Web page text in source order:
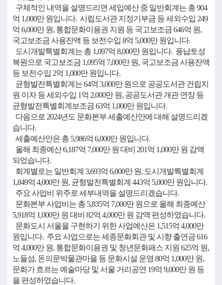
구체적인 내역을 설명드리면 세입예산 중 일반회계는 총 904
억 1,000만 원입니다. 시립도서관 지정기부금 등 세외수입 249
억 6,000만 원, 통합문화이용권 지원 등 국고보조금 646억 원,
국고보조금 사용잔액 등 보전수입 8억 5,000만 원입니다.
도시개발특별회계는 총 1,097억 8,000만 원입니다. 풍납토성
복원으로 국고보조금 1,095억 7,000만 원, 국고보조금 사용잔액
등 보전수입 2억 1,000만 원입니다.
균형발전특별회계는 64억 3,000만 원으로 공공도서관 건립지
원 이자 등 세외수입 1억 2,000만 원, 공공도서관 개관 연장 등
균형발전특별회계보조금 63억 1,000만 원입니다.
다음으로 2024년도 문화본부 세출예산안에 대해 설명드리겠
습니다.
세출예산안은 총 5,986억 6,000만 원입니다.
올해 최종예산 6,187억 7,000만 원 대비 201억 1,000만 원 감액
되었습니다.
회계별로는 일반회계 3,693억 6,000만 원, 도시개발특별회계
1,849억 4,000만 원, 균형발전특별회계 443억 5,000만 원입니다.
주요 사업비 위주로 세부내역을 설명드리겠습니다.
문화본부 사업비는 총 5,835억 7,000만 원으로 올해 최종예산
5,918억 1,000만 원 대비 82억 4,000만 원 감액 편성하였습니다.
문화도시 서울을 구현하기 위한 사업예산은 1,515억 4,000만
원입니다. 주요 사업으로는 세종문화회관 및 시향 출연금 616
억 4,000만 원, 통합문화이용권 및 청년문화패스 지원 625억 원,
노들섬, 돈의문박물관마을 등 문화시설 운영 80억 1,000만 원,
문화가 흐르는 예술마당 및 서울 거리공연 19억 9,000만 원 등
을 편성하였습니다.